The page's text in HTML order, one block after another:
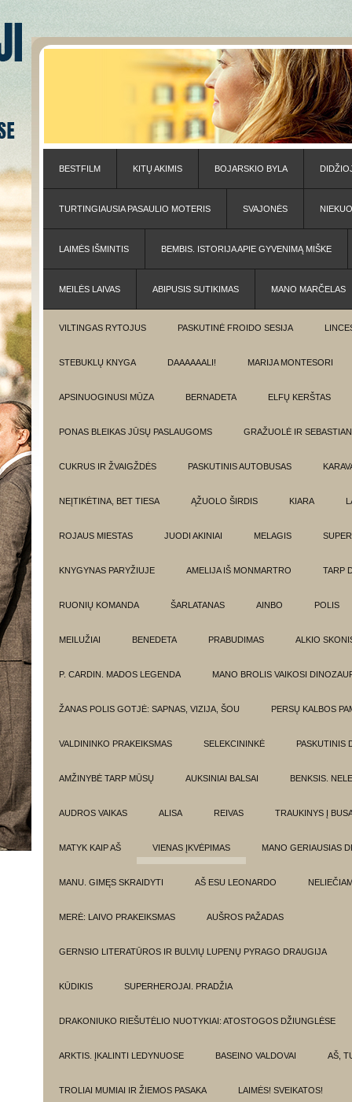
BESTFILM KITŲ AKIMIS BOJARSKIO BYLA
TURTINGIAUSIA PASAULIO MOTERIS SVAJONĖS
LAIMĖS IŠMINTIS BEMBIS. ISTORIJA APIE GYVENIMĄ MIŠKE
MEILĖS LAIVAS ABIPUSIS SUTIKIMAS MANO MARČELAS
VILTINGAS RYTOJUS PASKUTINĖ FROIDO SESIJA
STEBUKLŲ KNYGA DAAAAAALI! MARIJA MONTESORI
APSINUOGINUSI MŪZA BERNADETA ELFŲ KERŠTAS
PONAS BLEIKAS JŪSŲ PASLAUGOMS GRAŽUOLĖ IR
CUKRUS IR ŽVAIGŽDĖS PASKUTINIS AUTOBUSAS
NEĮTIKĖTINA, BET TIESA ĄŽUOLO ŠIRDIS KIARA
ROJAUS MIESTAS JUODI AKINIAI MELAGIS
KNYGYNAS PARYŽIUJE AMELIJA IŠ MONMARTRO TARP
RUONIŲ KOMANDA ŠARLATANAS AINBO POLIS
MEILUŽIAI BENEDETA PRABUDIMAS ALKIO
P. CARDIN. MADOS LEGENDA MANO BROLIS VAIKOSI
ŽANAS POLIS GOTJĖ: SAPNAS, VIZIJA, ŠOU PERSŲ KALBOS
VALDININKO PRAKEIKSMAS SELEKCININKĖ PASKUTINIS
AMŽINYBĖ TARP MŪSŲ AUKSINIAI BALSAI BENKSIS.
AUDROS VAIKAS ALISA REIVAS TRAUKINYS Į
MATYK KAIP AŠ VIENAS ĮKVĖPIMAS MANO GERIAUSIAS
MANU. GIMĘS SKRAIDYTI AŠ ESU LEONARDO
MERĖ: LAIVO PRAKEIKSMAS AUŠROS PAŽADAS
GERNSIO LITERATŪROS IR BULVIŲ LUPENŲ PYRAGO DRAUGIJA
KŪDIKIS SUPERHEROJAI. PRADŽIA
DRAKONIUKO RIEŠUTĖLIO NUOTYKIAI: ATOSTOGOS DŽIUNGLĖSE
ARKTIS. ĮKALINTI LEDYNUOSE BASEINO VALDOVAI AŠ,
TROLIAI MUMIAI IR ŽIEMOS PASAKA LAIMĖS! SVEIKATOS!